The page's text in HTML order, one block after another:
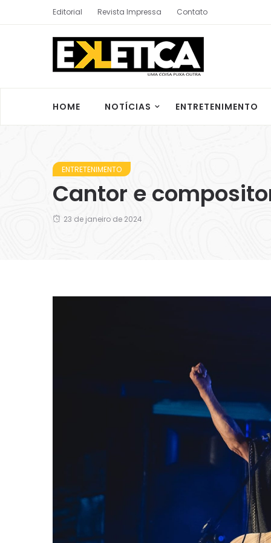
Editorial Revista Impressa Contato
HOME NOTÍCIAS ENTRETENIMENTO
ENTRETENIMENTO
Cantor e
23 de janeiro de 2024